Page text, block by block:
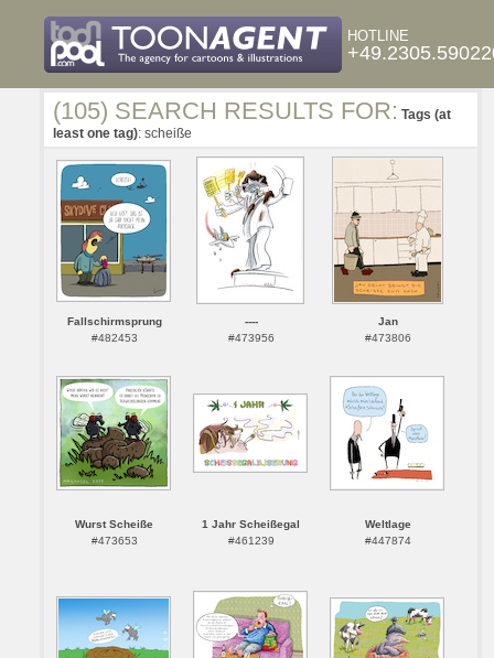
HOTLINE
(105) SEARCH RESULTS FOR: Tags (at
least one tag): scheiße
Fallschirmsprung
#482453
----
#473956
Jan
#473806
Wurst Scheiße
#473653
1 Jahr Scheißegal
#461239
Weltlage
#447874